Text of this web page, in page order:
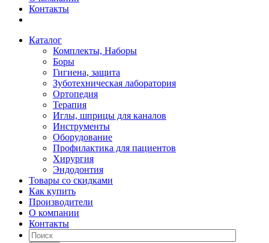
Контакты
Каталог
Комплекты, Наборы
Боры
Гигиена, защита
Зуботехническая лаборатория
Ортопедия
Терапия
Иглы, шприцы для каналов
Инструменты
Оборудование
Профилактика для пациентов
Хирургия
Эндодонтия
Товары со скидками
Как купить
Производители
О компании
Контакты